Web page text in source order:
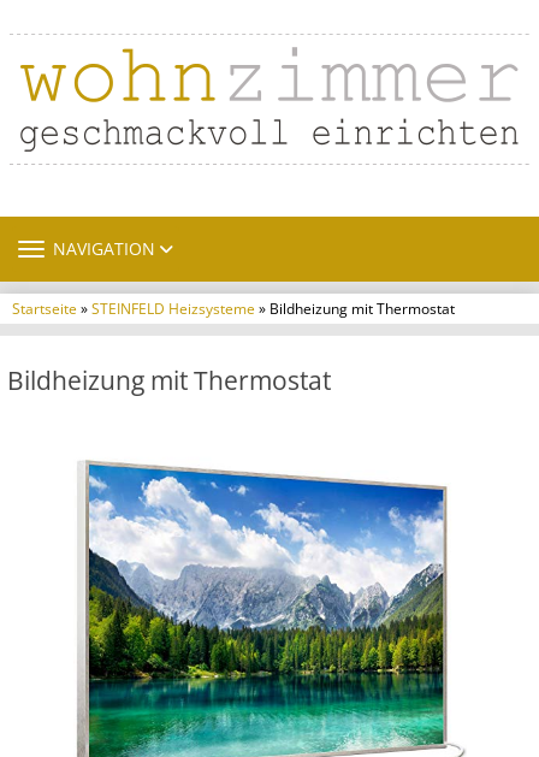
TOGGLE NAVIGATION
NAVIGATION
Startseite»STEINFELD Heizsysteme» Bildheizung mit Thermostat
Bildheizung mit Thermostat